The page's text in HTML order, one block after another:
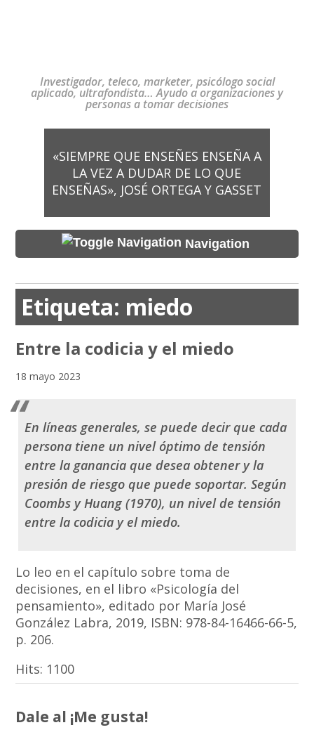
Investigador, teleco, marketer, psicólogo social
aplicado, ultrafondista… Ayudo a organizaciones y
personas a tomar decisiones
«SIEMPRE QUE ENSEÑES ENSEÑA A
LA VEZ A DUDAR DE LO QUE
ENSEÑAS», JOSÉ ORTEGA Y GASSET
Navigation
Etiqueta: miedo
Entre la codicia y el miedo
18 mayo 2023
En líneas generales, se puede decir que cada
persona tiene un nivel óptimo de tensión
entre la ganancia que desea obtener y la
presión de riesgo que puede soportar. Según
Coombs y Huang (1970), un nivel de tensión
entre la codiciay elmiedo.
Lo leo en el capítulo sobre toma de
decisiones, en el libro «Psicología del
pensamiento», editado por María José
González Labra, 2019, ISBN: 978-84-16466-66-5,
p. 206.
Hits: 1100
Dale al ¡Me gusta!